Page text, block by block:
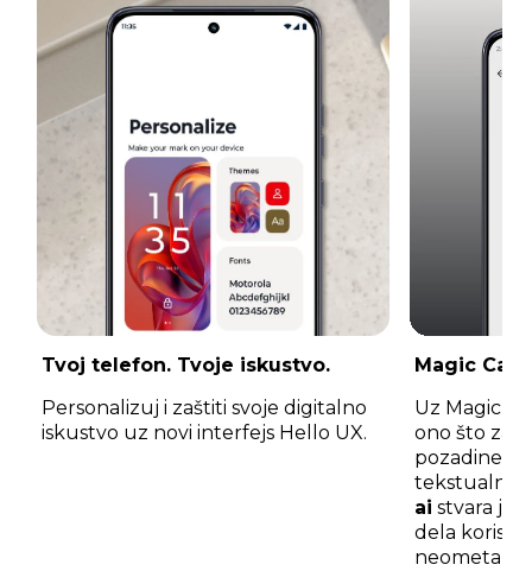
Tvoj telefon. Tvoje iskustvo.
Personalizuj i zaštiti svoje digitalno
iskustvo uz novi interfejs Hello UX.
Magic
Uz Magic
ono što
pozadine,
ai stvara
dela
neometano